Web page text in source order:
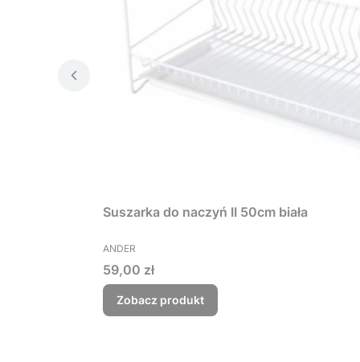
Suszarka do naczyń II 50cm biała
PRODUCENT
ANDER
Cena
59,00 zł
Zobacz produkt